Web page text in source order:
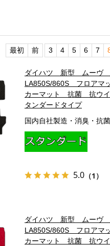
最初 前 3 4 5 6 7
ダイハツ 新型 ムーヴ
LA850S/860S フロア
カーマット 抗菌 抗ウ
タンダードタイプ
国内自社製造・消臭・抗菌
5.0 （1）
ダイハツ 新型 ムーヴ
LA850S/860S フロア
カーマット 抗菌 抗ウ